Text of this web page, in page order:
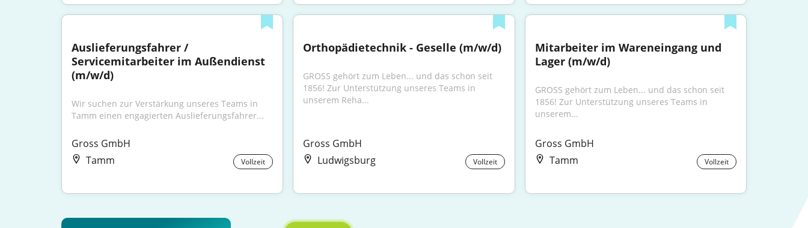
Auslieferungsfahrer /
Servicemitarbeiter im Außendienst
(m/w/d)
Wir suchen zur Verstärkung unseres Teams in
Tamm einen engagierten Auslieferungsfahrer...
Gross GmbH
Tamm
Vollzeit
Orthopädietechnik - Geselle (m/w/d)
GROSS gehört zum Leben... und das schon seit
1856! Zur Unterstützung unseres Teams in
unserem Reha...
Gross GmbH
Ludwigsburg
Vollzeit
Mitarbeiter im Wareneingang und
Lager (m/w/d)
GROSS gehört zum Leben... und das schon seit
1856! Zur Unterstützung unseres Teams in
unserem...
Gross GmbH
Tamm
Vollzeit